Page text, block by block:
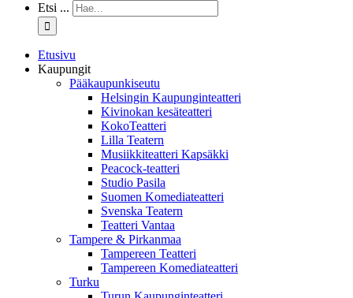
Etsi ...
Etusivu
Kaupungit
Pääkaupunkiseutu
Helsingin Kaupunginteatteri
Kivinokan kesäteatteri
KokoTeatteri
Lilla Teatern
Musiikkiteatteri Kapsäkki
Peacock-teatteri
Studio Pasila
Suomen Komediateatteri
Svenska Teatern
Teatteri Vantaa
Tampere & Pirkanmaa
Tampereen Teatteri
Tampereen Komediateatteri
Turku